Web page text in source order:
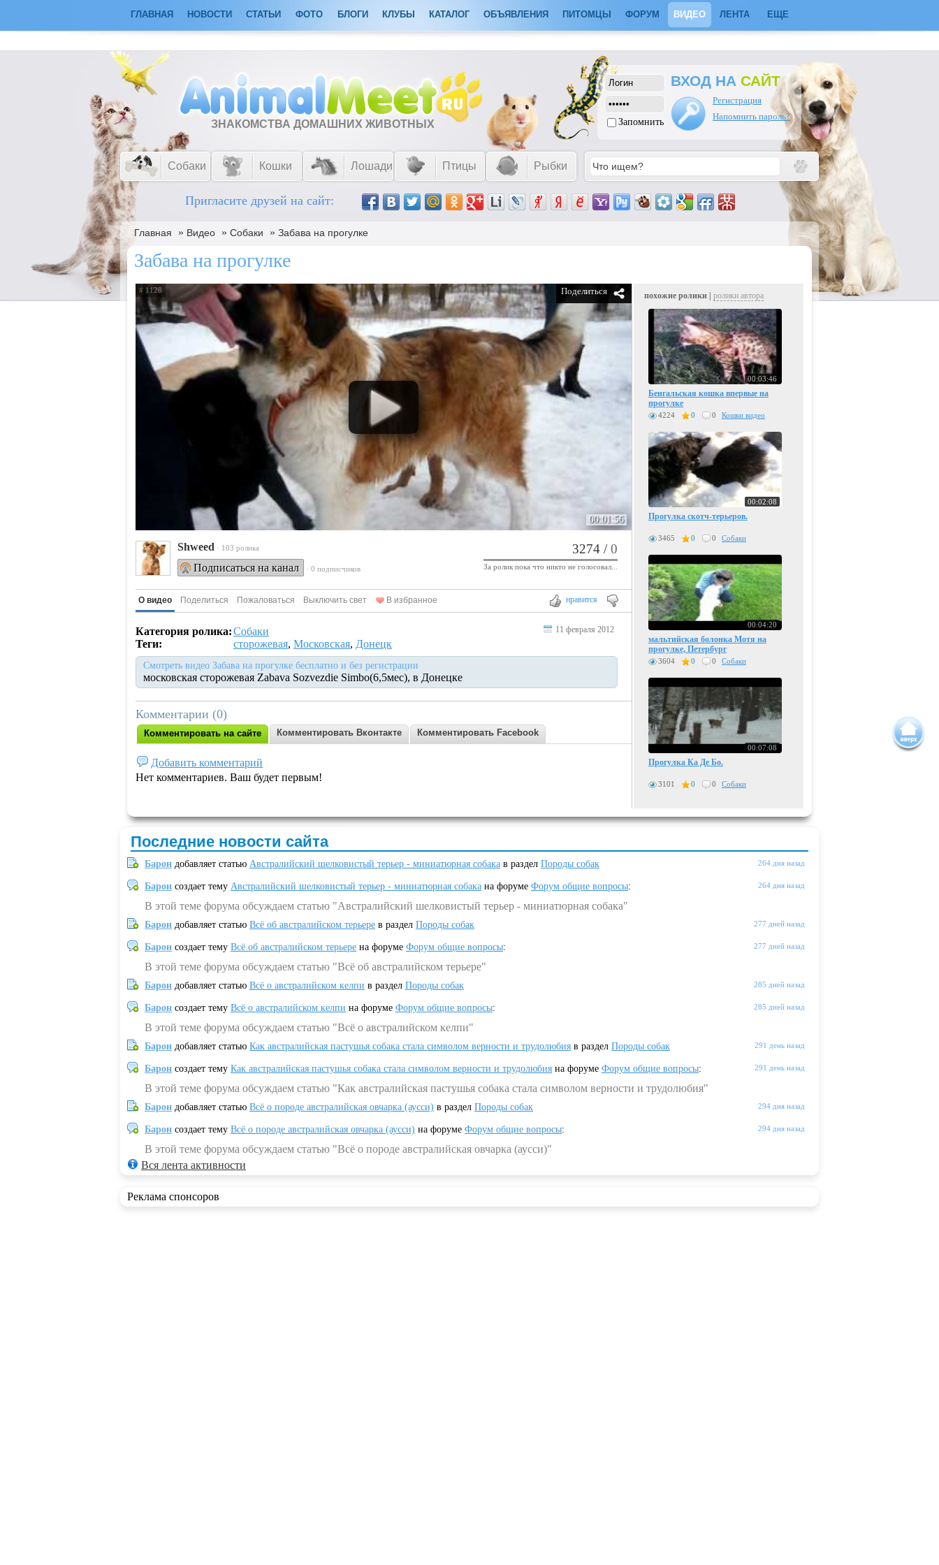
ГЛАВНАЯ НОВОСТИ СТАТЬИ ФОТО БЛОГИ КЛУБЫ КАТАЛОГ ОБЪЯВЛЕНИЯ ПИТОМЦЫ ФОРУМ ВИДЕО ЛЕНТА ЕЩЕ
ЗНАКОМСТВА ДОМАШНИХ ЖИВОТНЫХ Запомнить
ВХОД НА САЙТ
Регистрация
Напомнить пароль?
Собаки Кошки Лошади Птицы Рыбки
Пригласите друзей на сайт:
Главная » Видео » Собаки » Забава на прогулке
Забава на прогулке
# 1128
00:01:56
Поделиться
Shweed · 103 ролика
Подписаться на канал · 0 подписчиков
3274 /0
За ролик пока что никто не голосовал...
нравится
О видео Поделиться Пожаловаться Выключить свет В избранное
Категория ролика:Собаки
Теги:
сторожевая, Московская, Донецк
Смотреть видео Забава на прогулке бесплатно и без регистрации
московская сторожевая Zabava Sozvezdie Simbo(6,5мес), в Донецке
11 февраля 2012
Комментарии (0)
Комментировать на сайте Комментировать Вконтакте Комментировать Facebook
Добавить комментарий
Нет комментариев. Ваш будет первым!
похожие ролики | ролики автора
00:03:46
Бенгальская кошка впервые на
прогулке
4224 0 0 Кошки видео
00:02:08
Прогулка скотч-терьеров.
3465 0 0 Собаки
00:04:20
мальтийская болонка Мотя на
прогулке, Петербург
3604 0 0 Собаки
00:07:08
Прогулка Ка Де Бо.
3101 0 0 Собаки
Последние новости сайта
264 дня назад
Барон добавляет статью Австралийский шелковистый терьер - миниатюрная собака в раздел Породы собак
264 дня назад
Барон создает тему Австралийский шелковистый терьер - миниатюрная собака на форуме Форум общие вопросы:
В этой теме форума обсуждаем статью "Австралийский шелковистый терьер - миниатюрная собака"
277 дней назад
Барон добавляет статью Всё об австралийском терьере в раздел Породы собак
277 дней назад
Барон создает тему Всё об австралийском терьере на форуме Форум общие вопросы:
В этой теме форума обсуждаем статью "Всё об австралийском терьере"
285 дней назад
Барон добавляет статью Всё о австралийском келпи в раздел Породы собак
285 дней назад
Барон создает тему Всё о австралийском келпи на форуме Форум общие вопросы:
В этой теме форума обсуждаем статью "Всё о австралийском келпи"
291 день назад
Барон добавляет статью Как австралийская пастушья собака стала символом верности и трудолюбия в раздел Породы собак
291 день назад
Барон создает тему Как австралийская пастушья собака стала символом верности и трудолюбия на форуме Форум общие вопросы:
В этой теме форума обсуждаем статью "Как австралийская пастушья собака стала символом верности и трудолюбия"
294 дня назад
Барон добавляет статью Всё о породе австралийская овчарка (аусси) в раздел Породы собак
294 дня назад
Барон создает тему Всё о породе австралийская овчарка (аусси) на форуме Форум общие вопросы:
В этой теме форума обсуждаем статью "Всё о породе австралийская овчарка (аусси)"
Вся лента активности
Реклама спонсоров